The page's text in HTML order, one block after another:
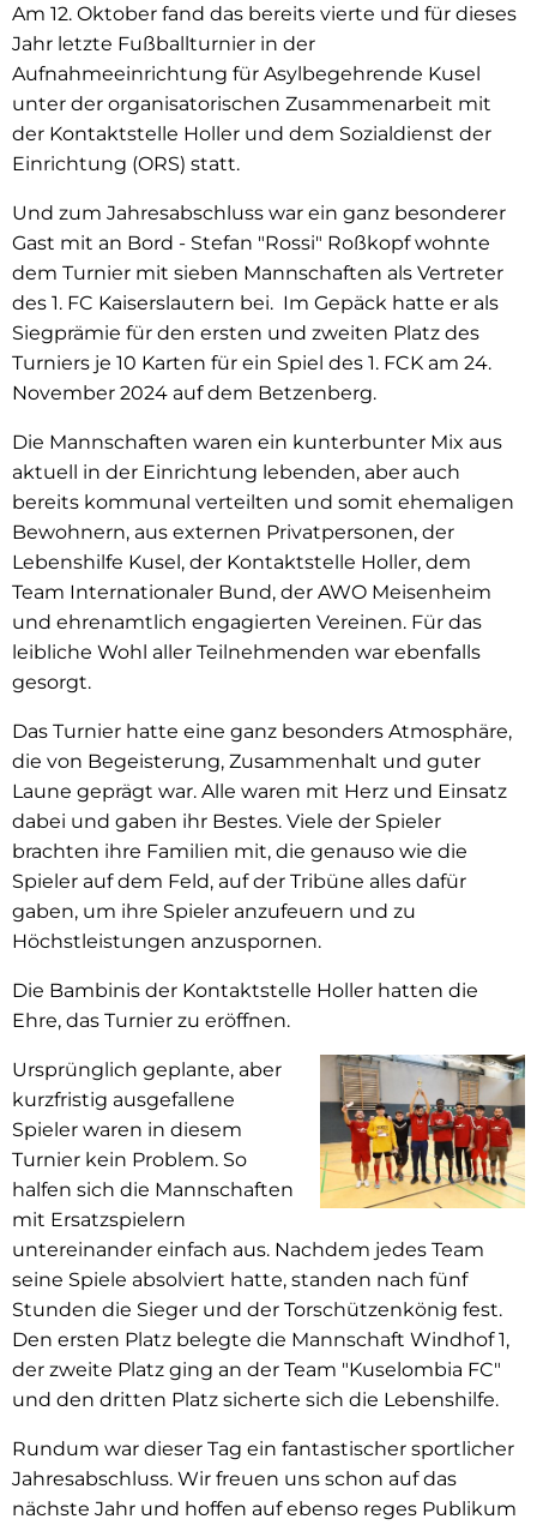
Am 12. Oktober fand das bereits vierte und für dieses
Jahr letzte Fußballturnier in der
Aufnahmeeinrichtung für Asylbegehrende Kusel
unter der organisatorischen Zusammenarbeit mit
der Kontaktstelle Holler und dem Sozialdienst der
Einrichtung (ORS) statt.
Und zum Jahresabschluss war ein ganz besonderer
Gast mit an Bord - Stefan "Rossi" Roßkopf wohnte
dem Turnier mit sieben Mannschaften als Vertreter
des 1. FC Kaiserslautern bei. Im Gepäck hatte er als
Siegprämie für den ersten und zweiten Platz des
Turniers je 10 Karten für ein Spiel des 1. FCK am 24.
November 2024 auf dem Betzenberg.
Die Mannschaften waren ein kunterbunter Mix aus
aktuell in der Einrichtung lebenden, aber auch
bereits kommunal verteilten und somit ehemaligen
Bewohnern, aus externen Privatpersonen, der
Lebenshilfe Kusel, der Kontaktstelle Holler, dem
Team Internationaler Bund, der AWO Meisenheim
und ehrenamtlich engagierten Vereinen. Für das
leibliche Wohl aller Teilnehmenden war ebenfalls
gesorgt.
Das Turnier hatte eine ganz besonders Atmosphäre,
die von Begeisterung, Zusammenhalt und guter
Laune geprägt war. Alle waren mit Herz und Einsatz
dabei und gaben ihr Bestes. Viele der Spieler
brachten ihre Familien mit, die genauso wie die
Spieler auf dem Feld, auf der Tribüne alles dafür
gaben, um ihre Spieler anzufeuern und zu
Höchstleistungen anzuspornen.
Die Bambinis der Kontaktstelle Holler hatten die
Ehre, das Turnier zu eröffnen.
Ursprünglich geplante, aber
kurzfristig ausgefallene
Spieler waren in diesem
Turnier kein Problem. So
halfen sich die Mannschaften
mit Ersatzspielern
untereinander einfach aus. Nachdem jedes Team
seine Spiele absolviert hatte, standen nach fünf
Stunden die Sieger und der Torschützenkönig fest.
Den ersten Platz belegte die Mannschaft Windhof 1,
der zweite Platz ging an der Team "Kuselombia FC"
und den dritten Platz sicherte sich die Lebenshilfe.
Rundum war dieser Tag ein fantastischer sportlicher
Jahresabschluss. Wir freuen uns schon auf das
nächste Jahr und hoffen auf ebenso reges Publikum